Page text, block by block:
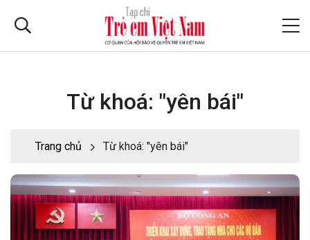
Từ khoá: "yên bái"
Trang chủ Từ khoá: "yên bái"